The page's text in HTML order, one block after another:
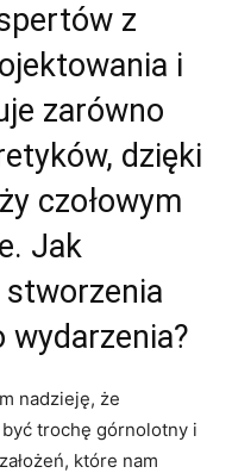
z
i
zarówno
dzięki
czołowym
Jak
stworzenia
nadzieję, że
trochę górnolotny i
które nam